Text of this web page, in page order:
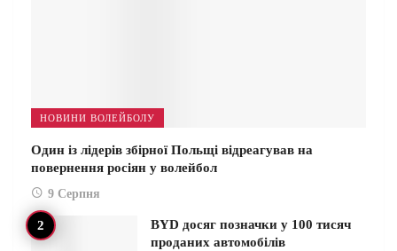
НОВИНИ ВОЛЕЙБОЛУ
Один із лідерів збірної Польщі відреагував на
повернення росіян у волейбол
9 Серпня
BYD досяг позначки у 100 тисяч
проданих автомобілів